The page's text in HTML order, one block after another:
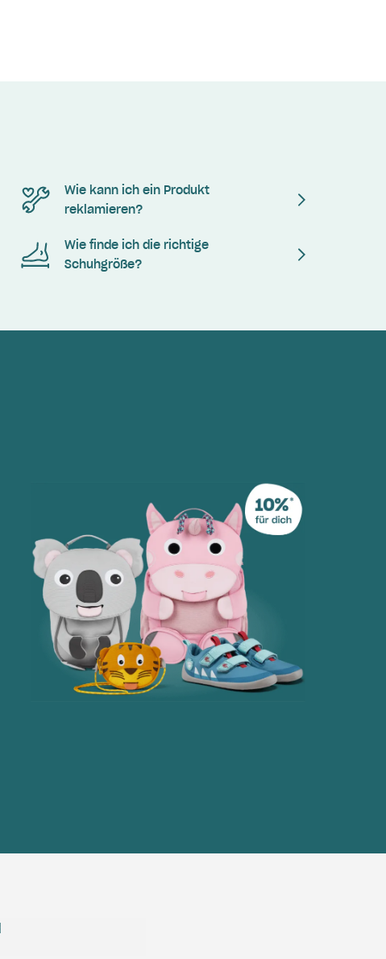
Wie kann ich ein Produkt
reklamieren?
Wie finde ich die richtige
Schuhgröße?